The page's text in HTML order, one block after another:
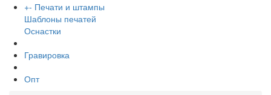
+- Печати и штампы
Шаблоны печатей
Оснастки
Гравировка
Опт